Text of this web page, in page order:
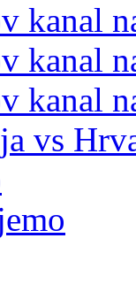
kanal
kanal
kanal
vs